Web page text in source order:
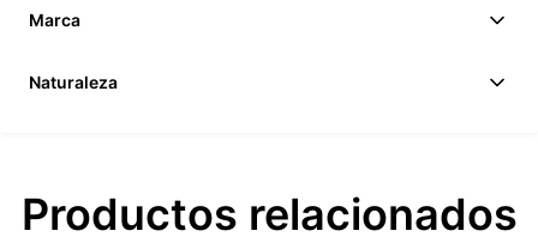
Marca
Naturaleza
Productos relacionados